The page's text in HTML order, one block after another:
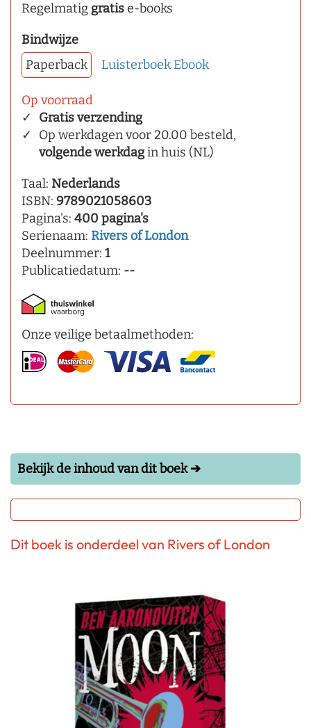
Regelmatig gratise-books
Bindwijze
Paperback
Luisterboek Ebook
Op voorraad
Gratis verzending
Op werkdagen voor 20.00 besteld,
volgende werkdagin huis (NL)
Taal: Nederlands
ISBN: 9789021058603
Pagina's: 400 pagina's
Serienaam: Rivers of London
Deelnummer: 1
Publicatiedatum: --
Onze veilige betaalmethoden:
Bekijk de inhoud van dit boek ➔
Dit boek is onderdeel van Rivers of London